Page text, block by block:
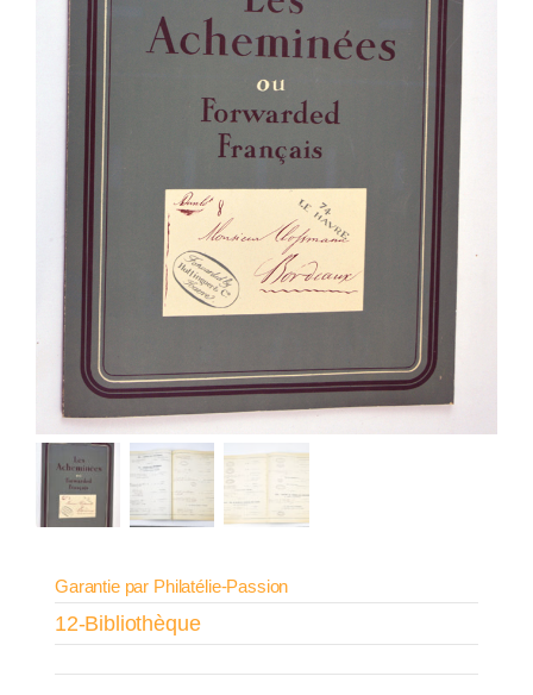
Garantie par Philatélie-Passion
12-Bibliothèque